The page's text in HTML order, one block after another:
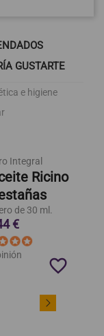
GUSTARTE
e higiene
Integral
Ricino
de 30 ml.
€
favorite_border